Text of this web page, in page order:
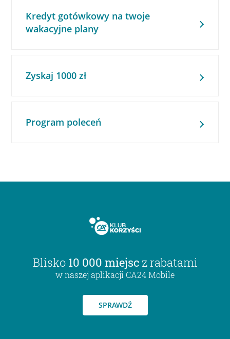
Kredyt gotówkowy na twoje
wakacyjne plany
Zyskaj 1000 zł
Program poleceń
Blisko 10 000 miejsc z rabatami
w naszej aplikacji CA24 Mobile
SPRAWDŹ